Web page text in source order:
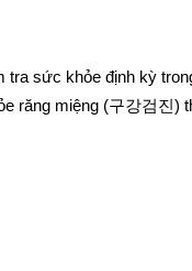
tra sức khỏe định kỳ
răng miệng (구강검진)